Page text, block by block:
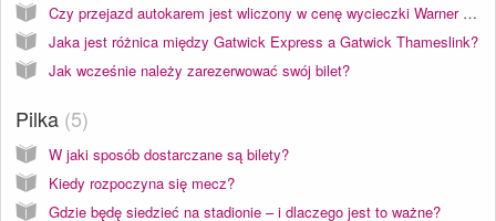
Czy przejazd autokarem jest wliczony w cenę wycieczki Warner Bros. Studio w Londynie z Harrym Potterem?
Jaka jest różnica między Gatwick Express a Gatwick Thameslink?
Jak wcześnie należy zarezerwować swój bilet?
Pilka 5
W jaki sposób dostarczane są bilety?
Kiedy rozpoczyna się mecz?
Gdzie będę siedzieć na stadionie – i dlaczego jest to ważne?